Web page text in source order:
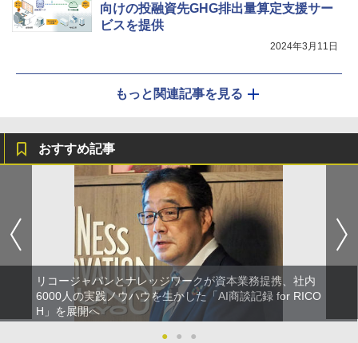
向けの投融資先GHG排出量算定支援サー
ビスを提供
2024年3月11日
もっと関連記事を見る
おすすめ記事
リコージャパンとナレッジワークが資本業務提携、社内
6000人の実践ノウハウを生かした「AI商談記録 for RICO
H」を展開へ
●
● ●